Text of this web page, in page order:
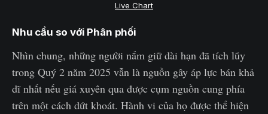
Live Chart
Nhu cầu so với Phân phối
Nhìn chung, những người nắm giữ dài hạn đã tích lũy
trong Quý 2 năm 2025 vẫn là nguồn gây áp lực bán khả
dĩ nhất nếu giá xuyên qua được cụm nguồn cung phía
trên một cách dứt khoát. Hành vi của họ được thể hiện